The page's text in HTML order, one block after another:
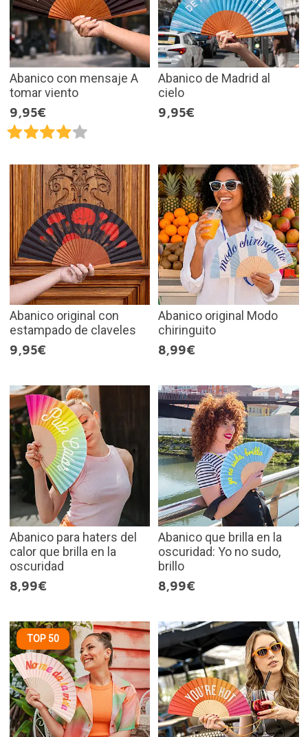
Abanico con mensaje A
tomar viento
9,95€
Abanico de Madrid al
cielo
9,95€
Abanico original con
estampado de claveles
9,95€
Abanico original Modo
chiringuito
8,99€
Abanico para haters del
calor que brilla en la
oscuridad
8,99€
Abanico que brilla en la
oscuridad: Yo no sudo,
brillo
8,99€
TOP 50